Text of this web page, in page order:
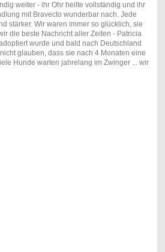
weiter - ihr Ohr heilte vollständig und ihr
mit Bravecto wunderbar nach. Jede
stärker. Wir waren immer so glücklich, sie
die beste Nachricht aller Zeiten - Patricia
wurde und bald nach Deutschland
glauben, dass sie nach 4 Monaten eine
Hunde warten jahrelang im Zwinger ... wir